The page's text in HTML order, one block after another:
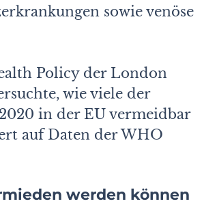
sowie venöse
Policy der London
wie viele der
in der EU vermeidbar
auf Daten der WHO
werden können